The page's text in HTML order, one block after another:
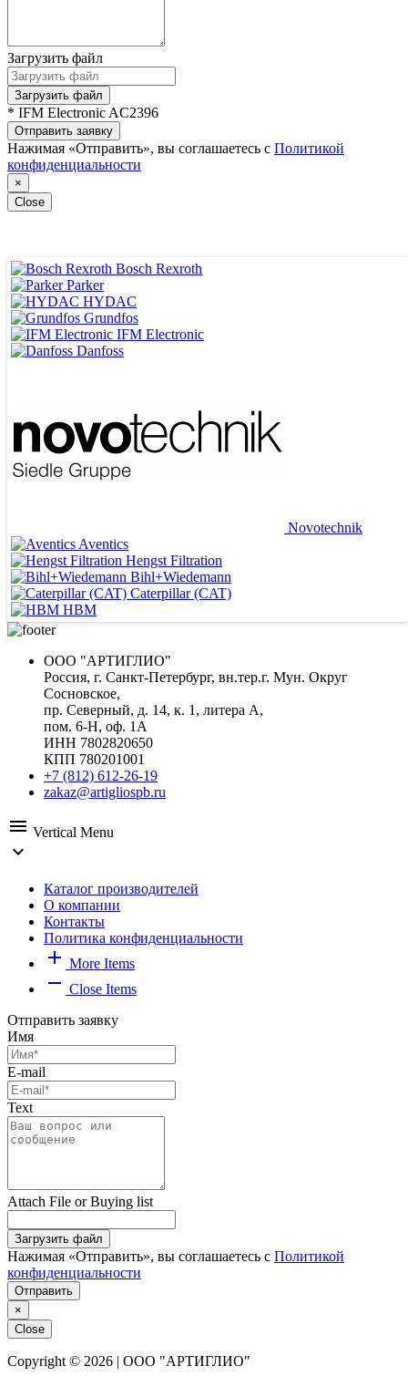
Загрузить файл
Загрузить файл
* IFM Electronic AC2396
Отправить заявку
Нажимая «Отправить», вы соглашаетесь с Политикой
конфиденциальности
×
Close
ВЕДУЩИЕ ПОСТАВЩИКИ
Bosch Rexroth
Parker
HYDAC
Grundfos
IFM Electronic
Danfoss
Novotechnik
Aventics
Hengst Filtration
Bihl+Wiedemann
Caterpillar (CAT)
HBM
ООО "АРТИГЛИО"
Россия, г. Санкт-Петербург, вн.тер.г. Мун. Округ
Сосновское,
пр. Северный, д. 14, к. 1, литера А,
пом. 6-Н, оф. 1А
ИНН 7802820650
КПП 780201001
+7 (812) 612-26-19
zakaz@artigliospb.ru
menu Vertical Menu
expand_more
Каталог производителей
О компании
Контакты
Политика конфиденциальности
add More Items
remove Close Items
Отправить заявку
Имя
E-mail
Text
Attach File or Buying list
Загрузить файл
Нажимая «Отправить», вы соглашаетесь с Политикой
конфиденциальности
Отправить
×
Close
Copyright © 2026 | ООО "АРТИГЛИО"